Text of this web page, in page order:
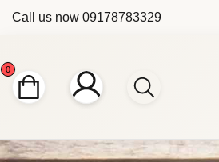
Call us now 09178783329
0